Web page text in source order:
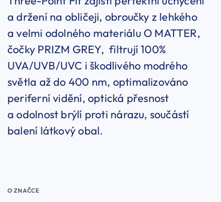
a držení na obličeji, obroučky z lehkého
a velmi odolného materiálu O MATTER,
čočky PRIZM GREY, filtrují 100%
UVA/UVB/UVC i škodlivého modrého
světla až do 400 nm, optimalizováno
periferní vidění, optická přesnost
a odolnost brýlí proti nárazu, součástí
balení látkový obal.
O ZNAČCE